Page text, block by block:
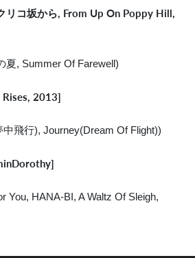
リコ坂から, From Up On Poppy Hill,
夏, Summer Of Farewell)
2013]
飛行), Journey(Dream Of Flight))
You, HANA-BI, A Waltz Of Sleigh,